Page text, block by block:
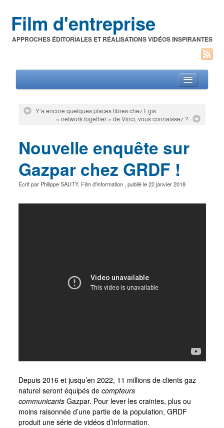
Film d'entreprise
APPROCHES ÉDITORIALES ET RÉALISATIONS VIDÉOS INSPIRANTES
A propos de l’auteur
Y’a encore quelques places libres chez Egis
« network together » de Vinci, vous connaissez ?
Nouvelle enquête sur
Gazpar chez GRDF !
Écrit par Philippe SAUTY, Film d'information, publié le22 janvier 2018
Depuis 2016 et jusqu’en 2022, 11 millions de clients gaz
naturel seront équipés de compteurs
communicants Gazpar. Pour lever les craintes, plus ou
moins raisonnée d’une partie de la population, GRDF
produit une série de vidéos d’information.